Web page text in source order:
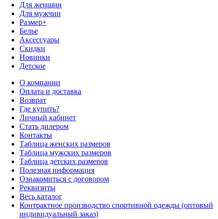
Для женщин
Для мужчин
Размер+
Белье
Аксессуары
Скидки
Новинки
Детское
О компании
Оплата и доставка
Возврат
Где купить?
Личный кабинет
Стать дилером
Контакты
Таблица женских размеров
Таблица мужских размеров
Таблица детских размеров
Полезная информация
Ознакомиться с договором
Реквизиты
Весь каталог
Контрактное производство спортивной одежды (оптовый
индивидуальный заказ)